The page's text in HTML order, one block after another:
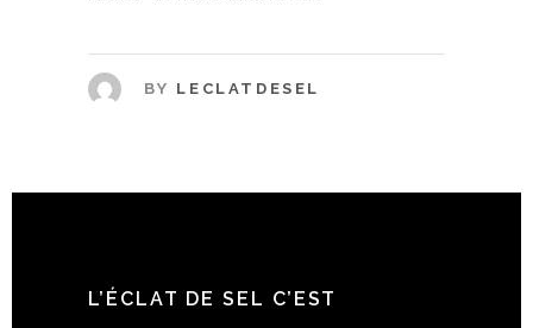
BY LECLATDESEL
L’ÉCLAT DE SEL C’EST